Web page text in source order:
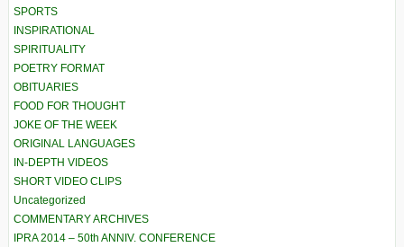
SPORTS
INSPIRATIONAL
SPIRITUALITY
POETRY FORMAT
OBITUARIES
FOOD FOR THOUGHT
JOKE OF THE WEEK
ORIGINAL LANGUAGES
IN-DEPTH VIDEOS
SHORT VIDEO CLIPS
Uncategorized
COMMENTARY ARCHIVES
IPRA 2014 – 50th ANNIV. CONFERENCE